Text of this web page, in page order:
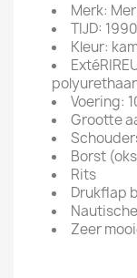
Merk:
TIJD:
Kleur:
Voering:
Grootte
Borst
Rits
Drukflap
Zeer